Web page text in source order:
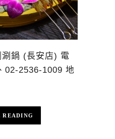
鍋 (長安店) 電
02-2536-1009 地
READING